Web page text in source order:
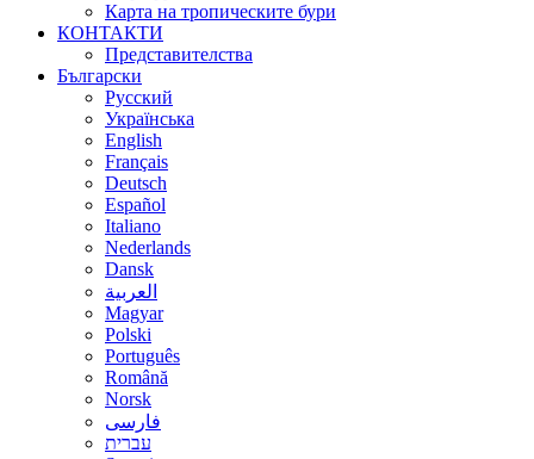
Карта на тропическите бури
КОНТАКТИ
Представителства
Български
Русский
Українська
English
Français
Deutsch
Español
Italiano
Nederlands
Dansk
العربية
Magyar
Polski
Português
Română
Norsk
فارسی
עברית